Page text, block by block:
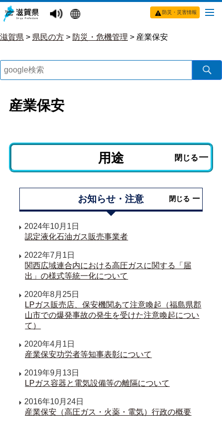
防災・災害情報
滋賀県 > 県民の方 > 防災・危機管理 > 産業保安
産業保安
用途 閉じる
お知らせ・注意 閉じる
2024年10月1日
認定液化石油ガス販売事業者
2022年7月1日
関西広域連合内における高圧ガスに関する「届
出」の様式等統一化について
2020年8月25日
LPガス販売店、保安機関あて注意喚起（福島県郡
山市での爆発事故の発生を受けた注意喚起につい
て）
2020年4月1日
産業保安功労者等知事表彰について
2019年9月13日
LPガス容器と電気設備等の離隔について
2016年10月24日
産業保安（高圧ガス・火薬・電気）行政の概要